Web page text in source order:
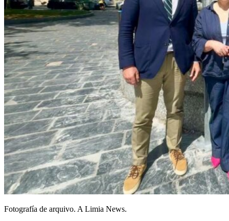
Fotografía de arquivo. A Limia News.